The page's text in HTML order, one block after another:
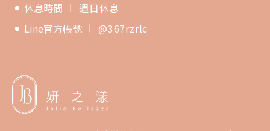
休息時間
週日休息
Line官方帳號
@367rzrlc